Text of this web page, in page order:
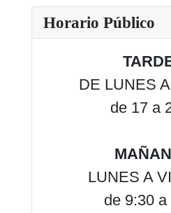
Horario Público
DE LUNES
de 17 a
LUNES A
de 9:30 a